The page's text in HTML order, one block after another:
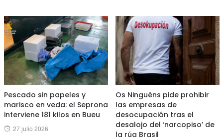
Pescado sin papeles y
marisco en veda: el Seprona
interviene 181 kilos en Bueu
Posted
27 julio 2026
Os Ninguéns pide prohibir
las empresas de
desocupación tras el
desalojo del ‘narcopiso’ de
la rúa Brasil